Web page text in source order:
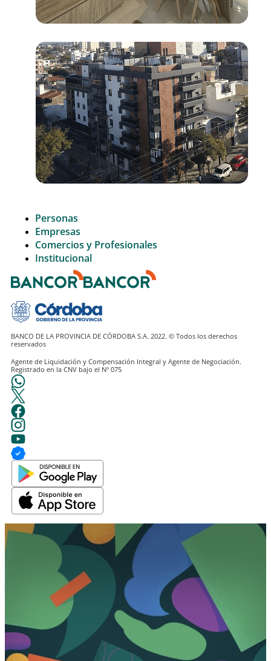
Personas
Empresas
Comercios y Profesionales
Institucional
BANCO DE LA PROVINCIA DE CÓRDOBA S.A. 2022. © Todos los derechos
Agente de Liquidación y Compensación Integral y Agente de Negociación.
Registrado en la CNV bajo el Nº 075